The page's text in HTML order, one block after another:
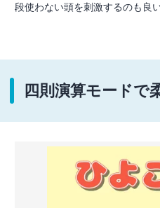
段使わない頭を刺激するのも良
四則演算モードで